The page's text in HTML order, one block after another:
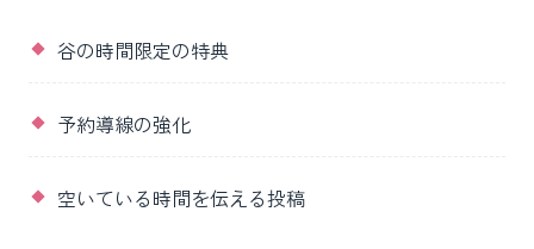
谷の時間限定の特典
予約導線の強化
空いている時間を伝える投稿